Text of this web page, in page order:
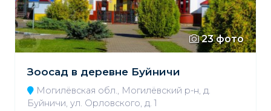
23 фото
Зоосад в деревне Буйничи
Могилёвская обл., Могилёвский р-н, д.
Буйничи, ул. Орловского, д. 1